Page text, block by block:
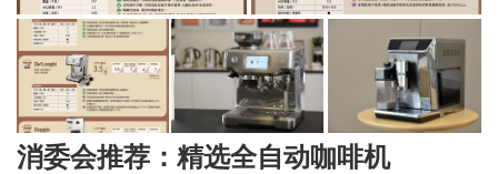
消委会推荐：精选全自动咖啡机